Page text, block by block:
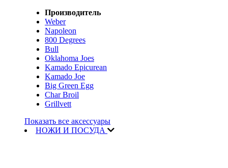
Производитель
Weber
Napoleon
800 Degrees
Bull
Oklahoma Joes
Kamado Epicurean
Kamado Joe
Big Green Egg
Char Broil
Grillvett
Показать все аксессуары
НОЖИ И ПОСУДА